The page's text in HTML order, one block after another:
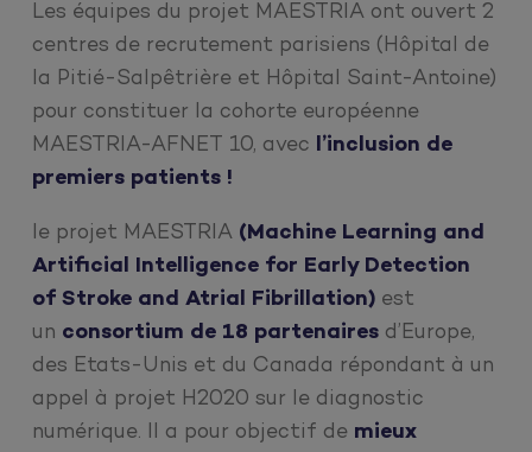
Les équipes du projet MAESTRIA ont ouvert 2
centres de recrutement parisiens (Hôpital de
la Pitié-Salpêtrière et Hôpital Saint-Antoine)
pour constituer la cohorte européenne
MAESTRIA-AFNET 10, avec l’inclusion de
premiers patients !
le projet MAESTRIA (Machine Learning and
Artificial Intelligence for Early Detection
of Stroke and Atrial Fibrillation) est
un consortium de 18 partenaires d’Europe,
des Etats-Unis et du Canada répondant à un
appel à projet H2020 sur le diagnostic
numérique. Il a pour objectif de mieux